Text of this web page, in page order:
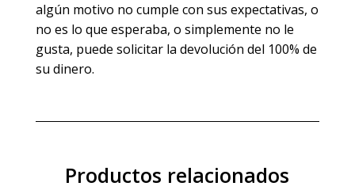
algún motivo no cumple con sus expectativas, o
no es lo que esperaba, o simplemente no le
gusta, puede solicitar la devolución del 100% de
su dinero.
Productos relacionados